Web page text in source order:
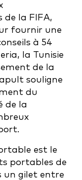
la FIFA,
fournir une
à 54
la Tunisie
de la
souligne
du
de la
est le
portables de
un gilet entre